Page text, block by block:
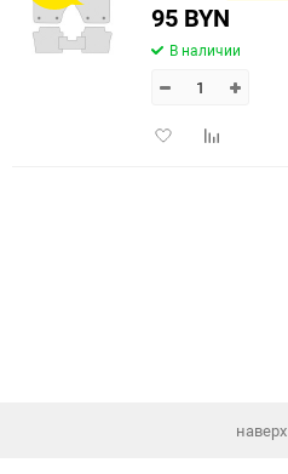
95 BYN
В наличии
ДобавитьДобавить
наверх